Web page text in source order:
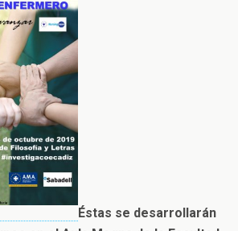
Éstas se desarrollarán